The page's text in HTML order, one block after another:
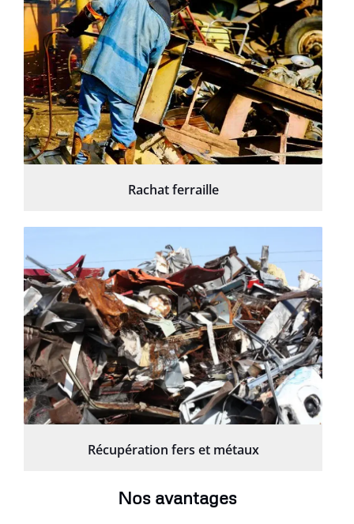
Rachat ferraille
Récupération fers et métaux
Nos avantages